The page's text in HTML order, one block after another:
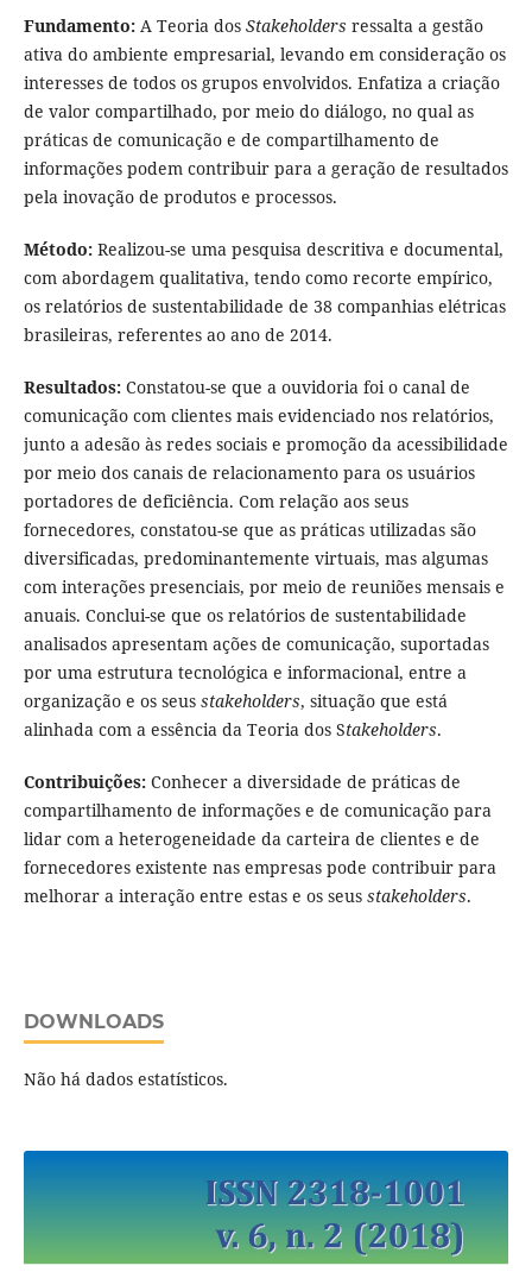
Fundamento:A Teoria dos Stakeholders ressalta a gestão
ativa do ambiente empresarial, levando em consideração os
interesses de todos os grupos envolvidos. Enfatiza a criação
de valor compartilhado, por meio do diálogo, no qual as
práticas de comunicação e de compartilhamento de
informações podem contribuir para a geração de resultados
pela inovação de produtos e processos.
Método: Realizou-se uma pesquisa descritiva e documental,
com abordagem qualitativa, tendo como recorte empírico,
os relatórios de sustentabilidade de 38 companhias elétricas
brasileiras, referentes ao ano de 2014.
Resultados: Constatou-se que a ouvidoria foi o canal de
comunicação com clientes mais evidenciado nos relatórios,
junto a adesão às redes sociais e promoção da acessibilidade
por meio dos canais de relacionamento para os usuários
portadores de deficiência. Com relação aos seus
fornecedores, constatou-se que as práticas utilizadas são
diversificadas, predominantemente virtuais, mas algumas
com interações presenciais, por meio de reuniões mensais e
anuais. Conclui-se que os relatórios de sustentabilidade
analisados apresentam ações de comunicação, suportadas
por uma estrutura tecnológica e informacional, entre a
organização e os seus stakeholders, situação que está
alinhada com a essência da Teoria dos Stakeholders.
Contribuições: Conhecer a diversidade de práticas de
compartilhamento de informações e de comunicação para
lidar com a heterogeneidade da carteira de clientes e de
fornecedores existente nas empresas pode contribuir para
melhorar a interação entre estas e os seus stakeholders.
DOWNLOADS
Não há dados estatísticos.